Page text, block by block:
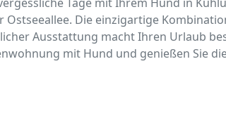
Ostseeallee. Die einzigartige
Ausstattung macht Ihren Urlaub
mit Hund und genießen Sie